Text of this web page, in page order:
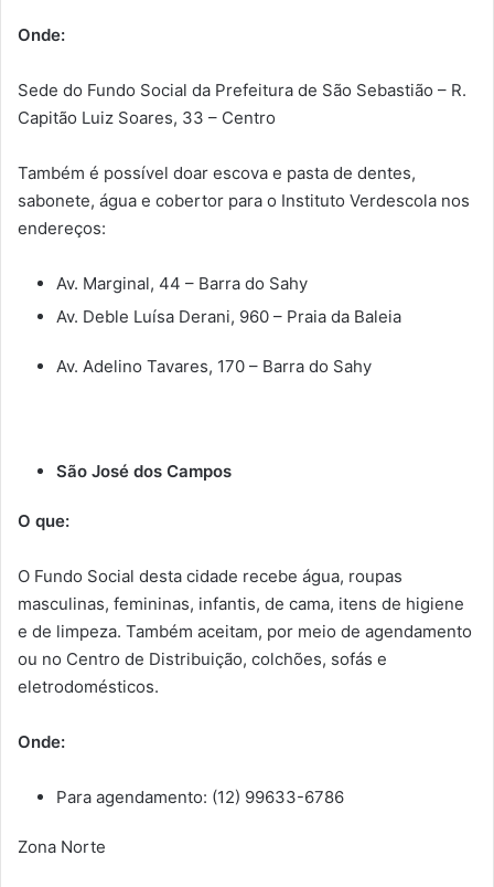
Onde:
Sede do Fundo Social da Prefeitura de São Sebastião – R.
Capitão Luiz Soares, 33 – Centro
Também é possível doar escova e pasta de dentes,
sabonete, água e cobertor para o Instituto Verdescola nos
endereços:
Av. Marginal, 44 – Barra do Sahy
Av. Deble Luísa Derani, 960 – Praia da Baleia
Av. Adelino Tavares, 170 – Barra do Sahy
São José dos Campos
O que:
O Fundo Social desta cidade recebe água, roupas
masculinas, femininas, infantis, de cama, itens de higiene
e de limpeza. Também aceitam, por meio de agendamento
ou no Centro de Distribuição, colchões, sofás e
eletrodomésticos.
Onde:
Para agendamento: (12) 99633-6786
Zona Norte